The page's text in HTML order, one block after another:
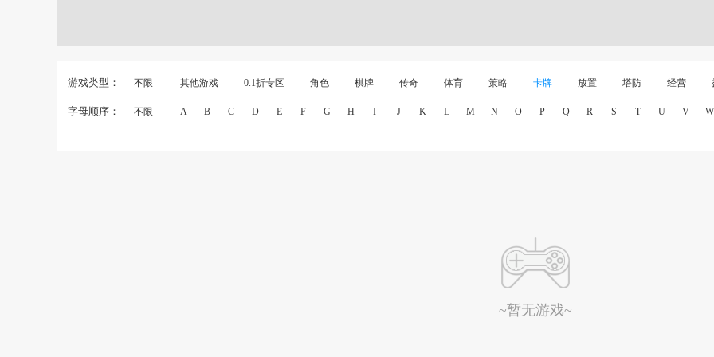
游戏类型： 不限 其他游戏 0.1折专区 角色 棋牌 传奇 体育 策略 卡牌 放置 塔防 经营
字母顺序： 不限 A B C D E F G H I J K L M N O P Q R S T U V W
~暂无游戏~